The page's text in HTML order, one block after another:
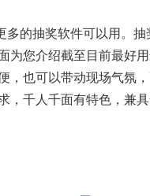
的抽奖软件可以用。
为您介绍截至目前最好
，也可以带动现场气氛
，千人千面有特色，兼